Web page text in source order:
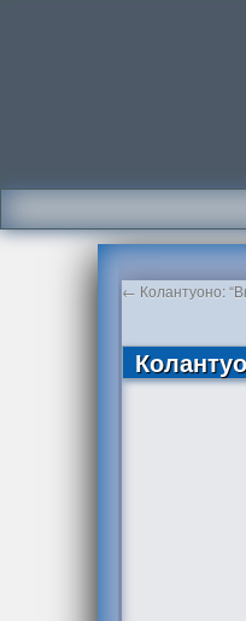
← Колантуоно: